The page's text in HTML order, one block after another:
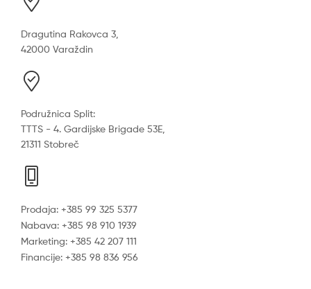
Dragutina Rakovca 3,
42000 Varaždin
Podružnica Split:
TTTS - 4. Gardijske Brigade 53E,
21311 Stobreč
Prodaja: +385 99 325 5377
Nabava: +385 98 910 1939
Marketing: +385 42 207 111
Financije: +385 98 836 956